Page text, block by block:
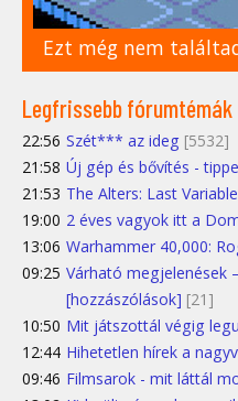
Ezt még nem
Legfrissebb fórumtémák
22:56 Szét*** az ideg [5532]
21:58 Új gép és bővítés -
21:53 The Alters: Last
19:00 2 éves vagyok itt a
13:06 Warhammer 40,000:
09:25 Várható megjelenések
[hozzászólások] [21]
10:50 Mit játszottál végig
12:44 Hihetetlen hírek a
09:46 Filmsarok - mit láttál